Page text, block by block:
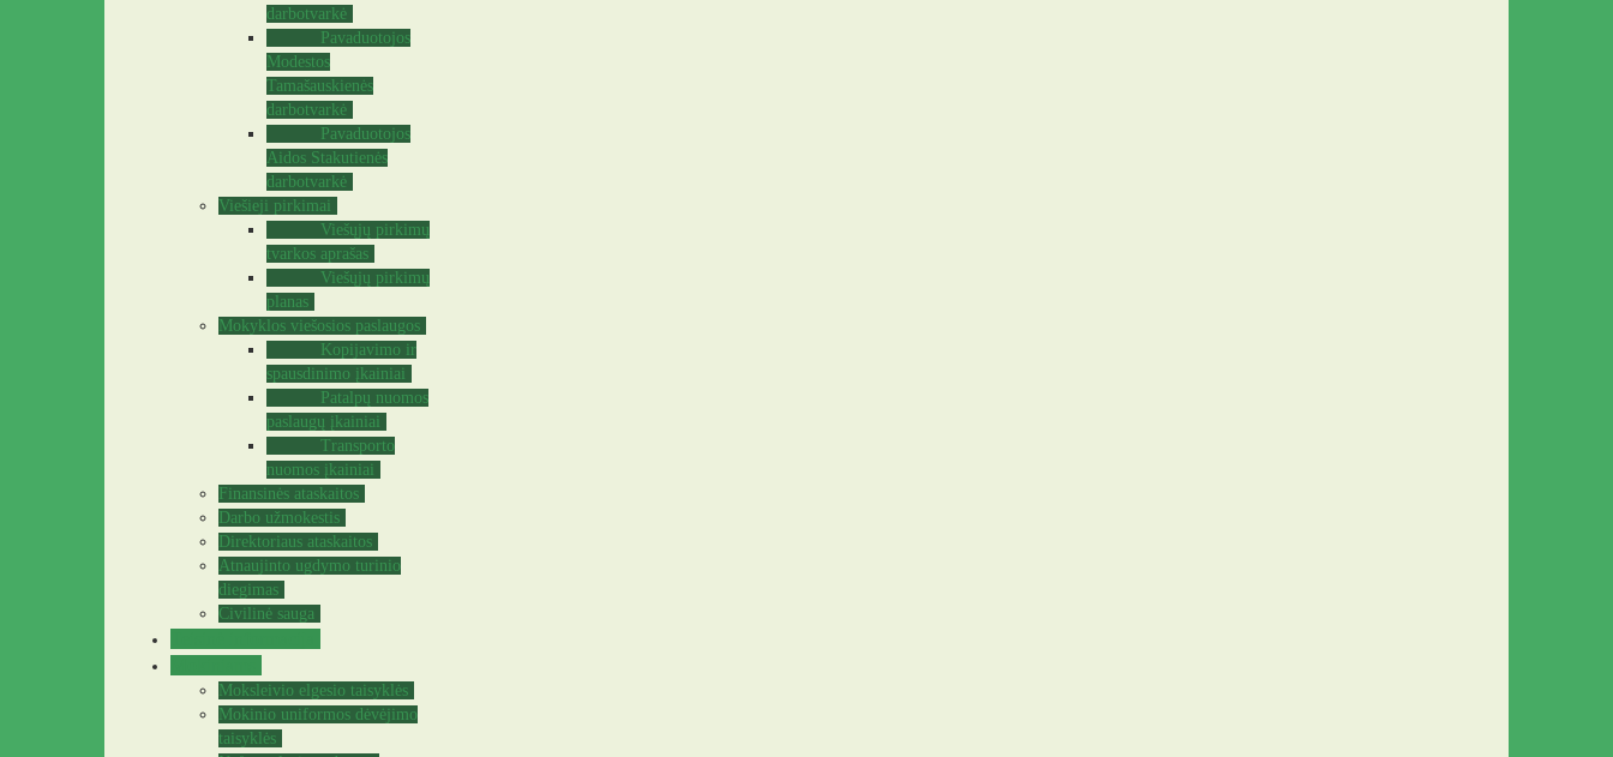
darbotvarkė
Pavaduotojos
Modestos
Tamašauskienės
darbotvarkė
Pavaduotojos
Aidos Stakutienės
darbotvarkė
Viešieji pirkimai
Viešųjų pirkimų
tvarkos aprašas
Viešųjų pirkimų
planas
Mokyklos viešosios paslaugos
Kopijavimo ir
spausdinimo įkainiai
Patalpų nuomos
paslaugų įkainiai
Transporto
nuomos įkainiai
Finansinės ataskaitos
Darbo užmokestis
Direktoriaus ataskaitos
Atnaujinto ugdymo turinio
diegimas
Civilinė sauga
Moksleivio elgesio taisyklės
Mokinio uniformos dėvėjimo
taisyklės